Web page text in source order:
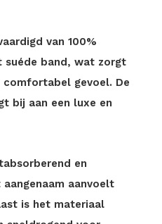
van 100%
suéde band, wat zorgt
gevoel. De
bij aan een luxe en
en
aanvoelt
is het materiaal